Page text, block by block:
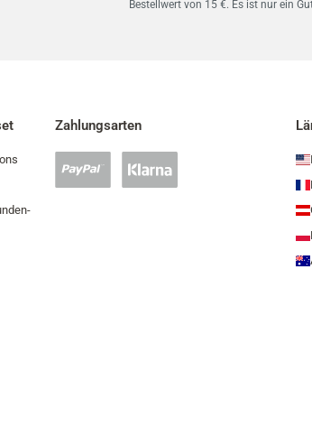
Bestellwert von 15 €. Es ist nur ein
Zahlungsarten
Zahlung
Zahlung